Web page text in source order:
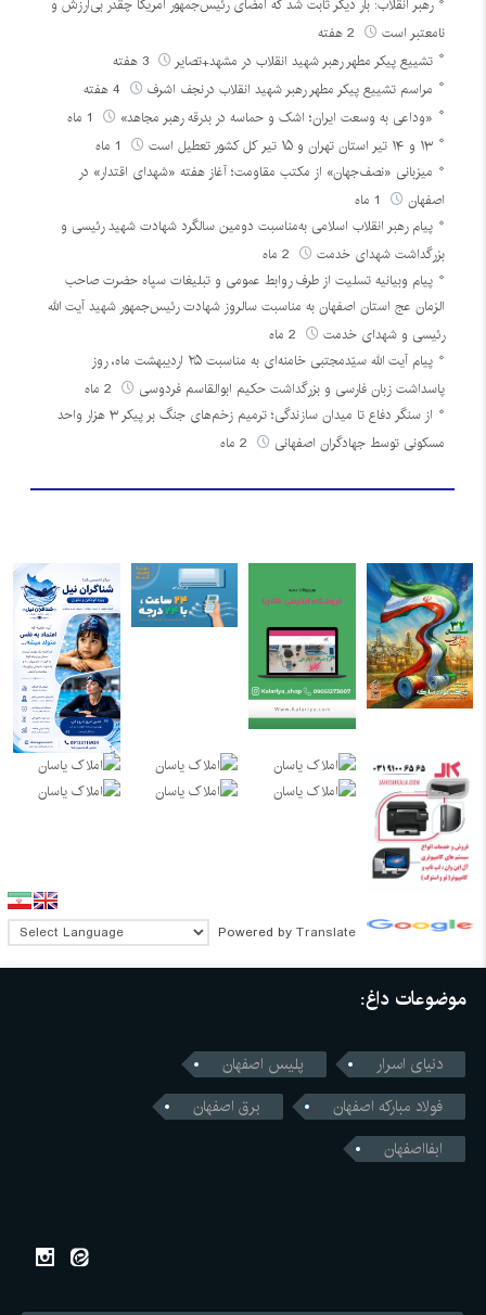
رهبر انقلاب: بار دیگر ثابت شد که امضای رئیس‌جمهور آمریکا چقدر بی‌ارزش و
نامعتبر است
تشییع پیکر مطهر رهبر شهید انقلاب در مشهد+تصایر
3 هفته
مراسم تشییع پیکر مطهر رهبر شهید انقلاب درنجف اشرف
«وداعی به وسعت ایران؛ اشک و حماسه در بدرقه رهبر مجاهد»
۱۳ و ۱۴ تیر استان تهران و ۱۵ تیر کل کشور تعطیل است
میزبانی «نصف‌جهان» از مکتب مقاومت؛ آغاز هفته «شهدای اقتدار» در
اصفهان
پیام رهبر انقلاب اسلامی به‌مناسبت دومین سالگرد شهادت شهید رئیسی و
بزرگداشت شهدای خدمت
پیام وبیانیه تسلیت از طرف روابط عمومی و تبلیغات سپاه حضرت صاحب
الزمان عج استان اصفهان به مناسبت سالروز شهادت رئیس‌جمهور شهید آیت الله
رئیسی و شهدای خدمت
پیام آیت الله سیّدمجتبی خامنه‌ای به مناسبت ۲۵ اردیبهشت ماه، روز
پاسداشت زبان فارسی و بزرگداشت حکیم ابوالقاسم فردوسی
از سنگر دفاع تا میدان سازندگی؛ ترمیم زخم‌های جنگ بر پیکر ۳ هزار واحد
مسکونی توسط جهادگران اصفهانی
Powered by Translate
موضوعات داغ:
دنیای اسرار
پلیس اصفهان
فولاد مبارکه اصفهان
برق اصفهان
ابفااصفهان